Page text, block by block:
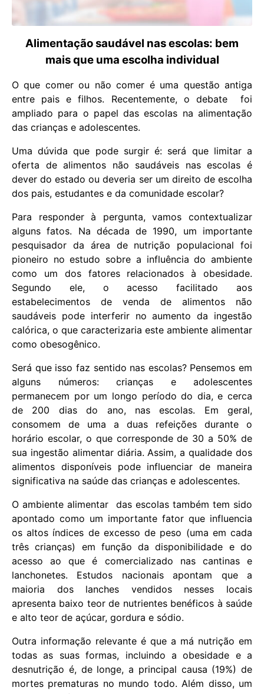
Alimentação saudável nas escolas: bem
mais que uma escolha individual
O que comer ou não comer é uma questão antiga
entre pais e filhos. Recentemente, o debate foi
ampliado para o papel das escolas na alimentação
das crianças e adolescentes.
Uma dúvida que pode surgir é: será que limitar a
oferta de alimentos não saudáveis nas escolas é
dever do estado ou deveria ser um direito de escolha
dos pais, estudantes e da comunidade escolar?
Para responder à pergunta, vamos contextualizar
alguns fatos. Na década de 1990, um importante
pesquisador da área de nutrição populacional foi
pioneiro no estudo sobre a influência do ambiente
como um dos fatores relacionados à obesidade.
Segundo ele, o acesso facilitado aos
estabelecimentos de venda de alimentos não
saudáveis pode interferir no aumento da ingestão
calórica, o que caracterizaria este ambiente alimentar
como obesogênico.
Será que isso faz sentido nas escolas? Pensemos em
alguns números: crianças e adolescentes
permanecem por um longo período do dia, e cerca
de 200 dias do ano, nas escolas. Em geral,
consomem de uma a duas refeições durante o
horário escolar, o que corresponde de 30 a 50% de
sua ingestão alimentar diária. Assim, a qualidade dos
alimentos disponíveis pode influenciar de maneira
significativa na saúde das crianças e adolescentes.
O ambiente alimentar das escolas também tem sido
apontado como um importante fator que influencia
os altos índices de excesso de peso (uma em cada
três crianças) em função da disponibilidade e do
acesso ao que é comercializado nas cantinas e
lanchonetes. Estudos nacionais apontam que a
maioria dos lanches vendidos nesses locais
apresenta baixo teor de nutrientes benéficos à saúde
e alto teor de açúcar, gordura e sódio.
Outra informação relevante é que a má nutrição em
todas as suas formas, incluindo a obesidade e a
desnutrição é, de longe, a principal causa (19%) de
mortes prematuras no mundo todo. Além disso, um